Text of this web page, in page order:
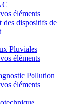
éléments
des dispositifs de
Pluviales
éléments
Pollution
éléments